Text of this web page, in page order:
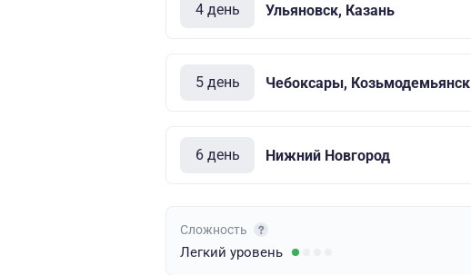
4 день Ульяновск, Казань
5 день Чебоксары, Козьмодемьянск
6 день Нижний Новгород
Сложность
Легкий уровень